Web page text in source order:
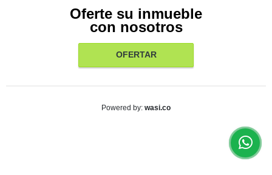
Oferte su inmueble
con nosotros
OFERTAR
Powered by: wasi.co